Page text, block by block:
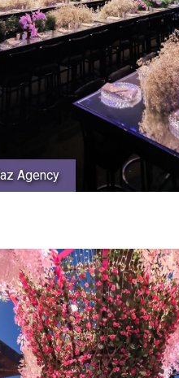
Agency